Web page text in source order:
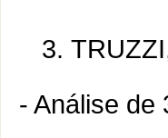
- Análise de